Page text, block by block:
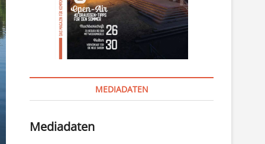
MEDIADATEN
Mediadaten